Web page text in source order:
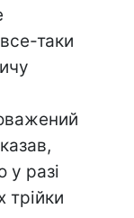
таки
разі
трійки